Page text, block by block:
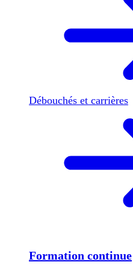
Débouchés et carrières
Formation continue